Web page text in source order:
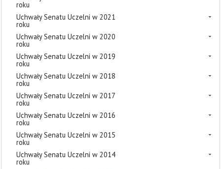
roku
Uchwały Senatu Uczelni w 2021
roku
Uchwały Senatu Uczelni w 2020
roku
Uchwały Senatu Uczelni w 2019
roku
Uchwały Senatu Uczelni w 2018
roku
Uchwały Senatu Uczelni w 2017
roku
Uchwały Senatu Uczelni w 2016
roku
Uchwały Senatu Uczelni w 2015
roku
Uchwały Senatu Uczelni w 2014
roku